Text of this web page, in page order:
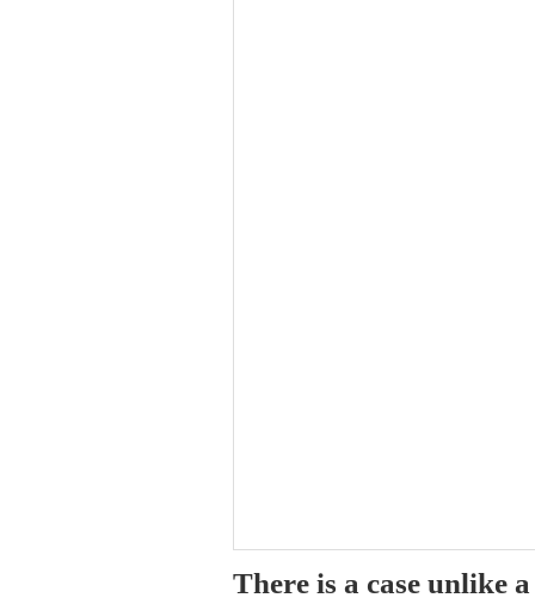
There is a case unlike